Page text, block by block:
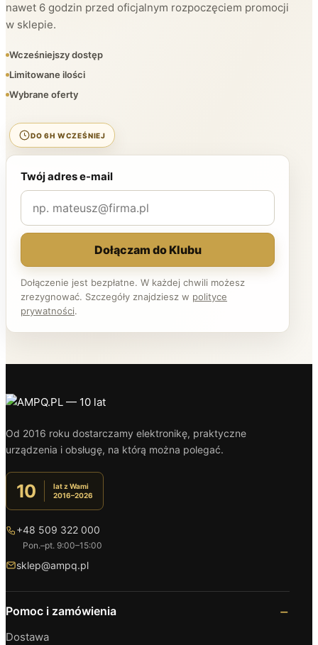
nawet 6 godzin przed oficjalnym rozpoczęciem promocji
w sklepie.
Wcześniejszy dostęp
Limitowane ilości
Wybrane oferty
DO 6H WCZEŚNIEJ
Twój adres e-mail
Dołączam do Klubu
Dołączenie jest bezpłatne. W każdej chwili możesz
zrezygnować. Szczegóły znajdziesz w polityce
prywatności.
Od 2016 roku dostarczamy elektronikę, praktyczne
urządzenia i obsługę, na którą można polegać.
10
lat z Wami
2016–2026
+48 509 322 000
Pon.–pt. 9:00–15:00
sklep@ampq.pl
Pomoc i zamówienia
Dostawa